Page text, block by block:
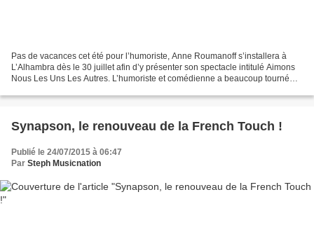
Pas de vacances cet été pour l’humoriste, Anne Roumanoff s’installera à
L’Alhambra dès le 30 juillet afin d’y présenter son spectacle intitulé Aimons
Nous Les Uns Les Autres. L’humoriste et comédienne a beaucoup tourné
Synapson, le renouveau de la French Touch !
Publié le 24/07/2015 à 06:47
Par Steph Musicnation